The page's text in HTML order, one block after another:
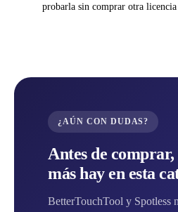
probarla sin comprar otra licencia
¿AÚN CON DUDAS?
Antes de
más hay en esta
BetterTouchTool y Spotless